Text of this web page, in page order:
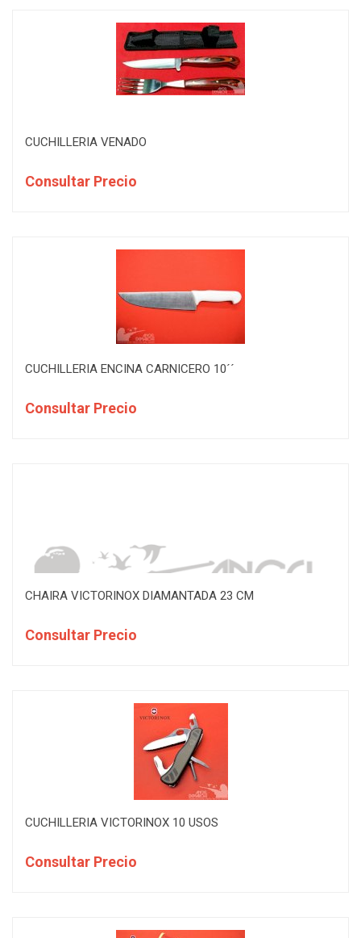
CUCHILLERIA VENADO
Consultar Precio
CUCHILLERIA ENCINA CARNICERO 10´´
Consultar Precio
CHAIRA VICTORINOX DIAMANTADA 23 CM
Consultar Precio
CUCHILLERIA VICTORINOX 10 USOS
Consultar Precio